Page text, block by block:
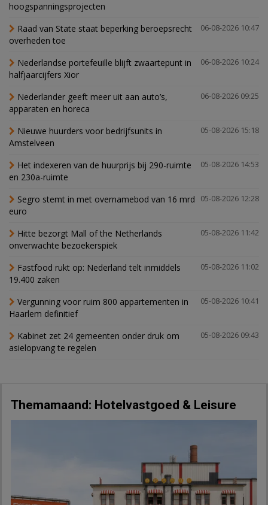
hoogspanningsprojecten
06-08-2026 10:47
Raad van State staat beperking beroepsrecht
overheden toe
06-08-2026 10:24
Nederlandse portefeuille blijft zwaartepunt in
halfjaarcijfers Xior
06-08-2026 09:25
Nederlander geeft meer uit aan auto’s,
apparaten en horeca
05-08-2026 15:18
Nieuwe huurders voor bedrijfsunits in
Amstelveen
05-08-2026 14:53
Het indexeren van de huurprijs bij 290-ruimte
en 230a-ruimte
05-08-2026 12:28
Segro stemt in met overnamebod van 16 mrd
euro
05-08-2026 11:42
Hitte bezorgt Mall of the Netherlands
onverwachte bezoekerspiek
05-08-2026 11:02
Fastfood rukt op: Nederland telt inmiddels
19.400 zaken
05-08-2026 10:41
Vergunning voor ruim 800 appartementen in
Haarlem definitief
05-08-2026 09:43
Kabinet zet 24 gemeenten onder druk om
asielopvang te regelen
Themamaand: Hotelvastgoed & Leisure